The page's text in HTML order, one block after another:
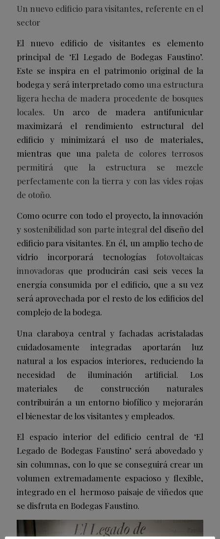
Un nuevo edificio para visitantes, referente en el
sector
El nuevo edificio de visitantes es elemento
principal de ‘El Legado de Bodegas Faustino’.
Este se inspira en el patrimonio original de la
bodega y será interpretado como una estructura
ligera hecha de madera procedente de bosques
locales. Un arco de madera antifunicular
maximizará el rendimiento estructural del
edificio y minimizará el uso de materiales,
mientras que una paleta de colores terrosos
permitirá que la estructura se mezcle
perfectamente con la tierra y con las vides rojas
de otoño.
Como ocurre con todo el proyecto, la innovación
y sostenibilidad son parte integral del diseño del
edificio para visitantes. En él, un amplio techo de
vidrio incorporará tecnologías fotovoltaicas
innovadoras que producirán casi seis veces la
energía consumida por el edificio, que a su vez
será aprovechada por el resto de los edificios del
complejo de la bodega.
Una claraboya central y fachadas acristaladas
cuidadosamente integradas aportarán luz
natural a los espacios interiores, reduciendo la
necesidad de iluminación artificial. Los
materiales de construcción naturales
contribuirán a un entorno biofílico y mejorarán
el bienestar de los visitantes y empleados.
El espacio interior del edificio central de ‘El
Legado de Bodegas Faustino’ será abovedado y
sin columnas, con lo que se conseguirá crear un
volumen extremadamente espacioso y flexible,
integrado en el hermoso paisaje de viñedos que
se disfruta en Bodegas Faustino.